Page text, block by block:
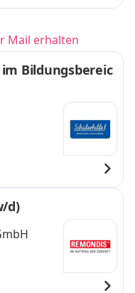
Mail erhalten
Bildungsbereic
d)